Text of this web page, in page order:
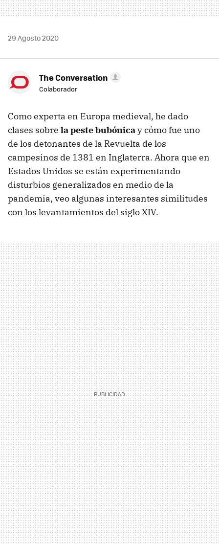
29 Agosto 2020
The Conversation
Colaborador
Como experta en Europa medieval, he dado
clases sobre la peste bubónicay cómo fue uno
de los detonantes de la Revuelta de los
campesinos de 1381 en Inglaterra. Ahora que en
Estados Unidos se están experimentando
disturbios generalizados en medio de la
pandemia, veo algunas interesantes similitudes
con los levantamientos del siglo XIV.